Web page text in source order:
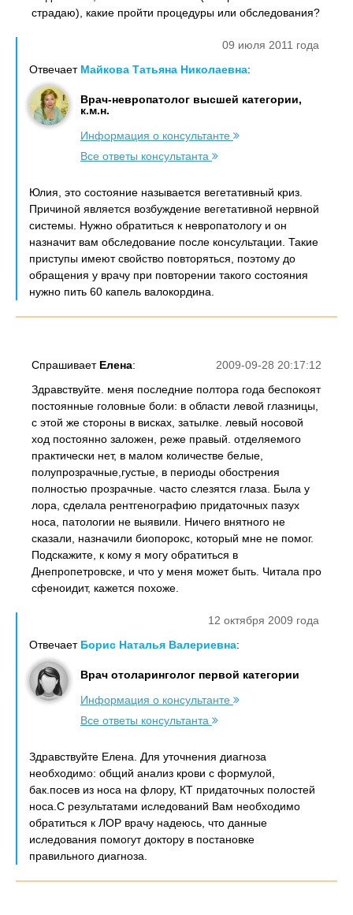
страдаю), какие пройти процедуры или обследования?
09 июля 2011 года
Отвечает Майкова Татьяна Николаевна:
Врач-невропатолог высшей категории,
к.м.н.
Информация о консультанте
Все ответы консультанта
Юлия, это состояние называется вегетативный криз.
Причиной является возбуждение вегетативной нервной
системы. Нужно обратиться к невропатологу и он
назначит вам обследование после консультации. Такие
приступы имеют свойство повторяться, поэтому до
обращения у врачу при повторении такого состояния
нужно пить 60 капель валокордина.
2009-09-28 20:17:12
Спрашивает Елена:
Здравствуйте. меня последние полтора года беспокоят
постоянные головные боли: в области левой глазницы,
с этой же стороны в висках, затылке. левый носовой
ход постоянно заложен, реже правый. отделяемого
практически нет, в малом количестве белые,
полупрозрачные,густые, в периоды обострения
полностью прозрачные. часто слезятся глаза. Была у
лора, сделала рентгенографию придаточных пазух
носа, патологии не выявили. Ничего внятного не
сказали, назначили биопорокс, который мне не помог.
Подскажите, к кому я могу обратиться в
Днепропетровске, и что у меня может быть. Читала про
сфеноидит, кажется похоже.
12 октября 2009 года
Отвечает Борис Наталья Валериевна:
Врач отоларинголог первой категории
Информация о консультанте
Все ответы консультанта
Здравствуйте Елена. Для уточнения диагноза
необходимо: общий анализ крови с формулой,
бак.посев из носа на флору, КТ придаточных полостей
носа.С результатами иследований Вам необходимо
обратиться к ЛОР врачу надеюсь, что данные
иследования помогут доктору в постановке
правильного диагноза.